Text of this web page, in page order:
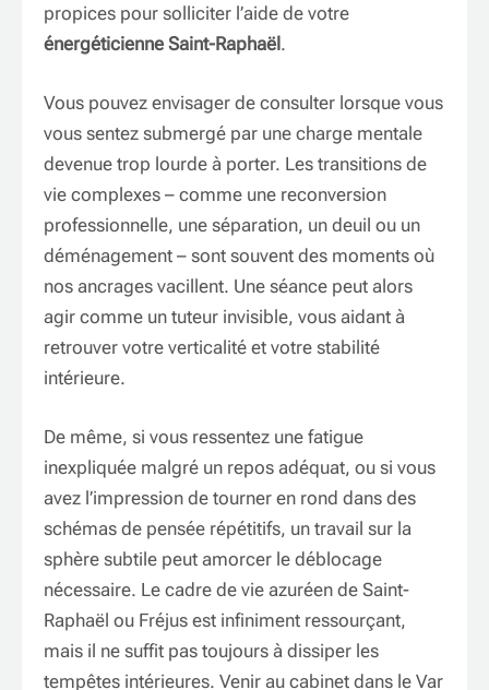
propices pour solliciter l’aide de votre
énergéticienne Saint-Raphaël.
Vous pouvez envisager de consulter lorsque vous
vous sentez submergé par une charge mentale
devenue trop lourde à porter. Les transitions de
vie complexes – comme une reconversion
professionnelle, une séparation, un deuil ou un
déménagement – sont souvent des moments où
nos ancrages vacillent. Une séance peut alors
agir comme un tuteur invisible, vous aidant à
retrouver votre verticalité et votre stabilité
intérieure.
De même, si vous ressentez une fatigue
inexpliquée malgré un repos adéquat, ou si vous
avez l’impression de tourner en rond dans des
schémas de pensée répétitifs, un travail sur la
sphère subtile peut amorcer le déblocage
nécessaire. Le cadre de vie azuréen de Saint-
Raphaël ou Fréjus est infiniment ressourçant,
mais il ne suffit pas toujours à dissiper les
tempêtes intérieures. Venir au cabinet dans le Var